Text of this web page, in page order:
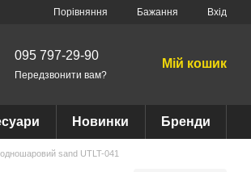
Порівняння Бажання Вхід
095 797-29-90
Передзвонити вам?
Мій кошик
Новинки Бренди
sand UTLT-041